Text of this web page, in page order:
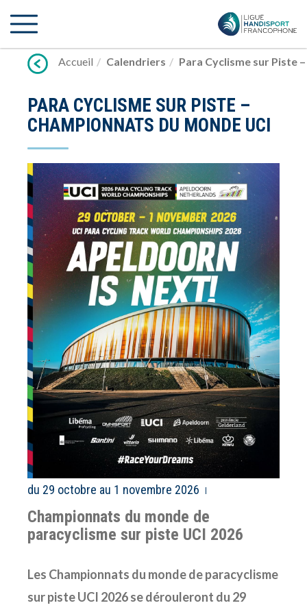
vers
Accueil
Calendriers Para Cyclisme sur Piste
PARA CYCLISME SUR PISTE –
CHAMPIONNATS DU MONDE UCI
du 29 octobre au 1 novembre 2026
Championnats du monde de
paracyclisme sur piste UCI 2026
Les Championnats du monde de paracyclisme
sur piste UCI 2026se dérouleront du 29